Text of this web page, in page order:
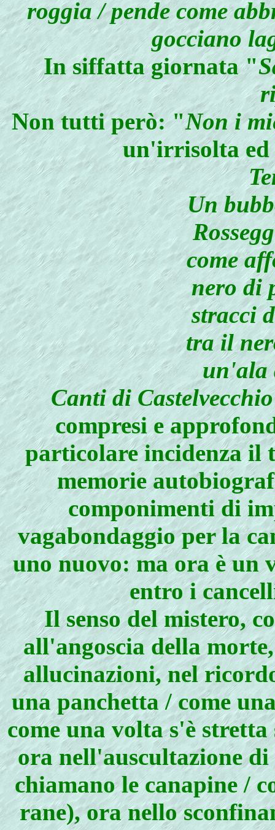
roggia / pende come
gocciano
In siffatta giornata "
Non tutti però: "Non i
un'irrisolta ed
Un
come
nero di
stracci
tra il
un'ala
Canti di Castelvecchio
compresi e
particolare incidenza il
memorie
componimenti di
vagabondaggio per la
uno nuovo: ma ora è un
entro i
Il senso del mistero,
all'angoscia della
allucinazioni, nel
una panchetta / come
come una volta s'è
ora nell'auscultazione
chiamano le canapine /
rane), ora nello